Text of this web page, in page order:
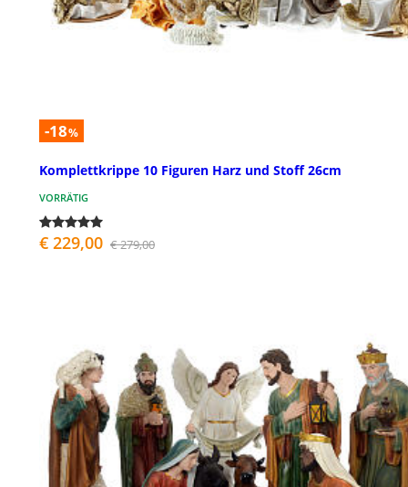
-18%
Komplettkrippe 10 Figuren Harz und Stoff 26cm
VORRÄTIG
€ 229,00 € 279,00